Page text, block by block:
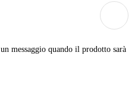
messaggio quando il prodotto sarà